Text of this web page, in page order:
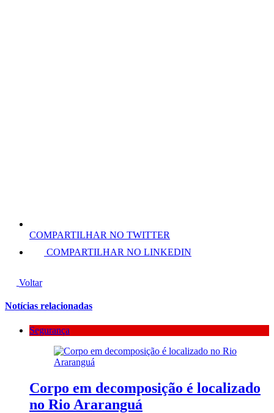
COMPARTILHAR NO TWITTER
COMPARTILHAR NO LINKEDIN
Voltar
Notícias relacionadas
Segurança
Corpo em decomposição é localizado
no Rio Araranguá